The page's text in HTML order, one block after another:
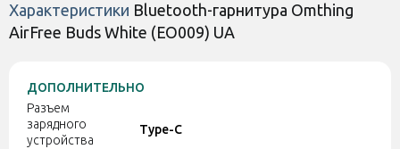
Характеристики Bluetooth-гарнитура Omthing
AirFree Buds White (EO009) UA
ДОПОЛНИТЕЛЬНО
Разъем
зарядного
устройства
Type-C